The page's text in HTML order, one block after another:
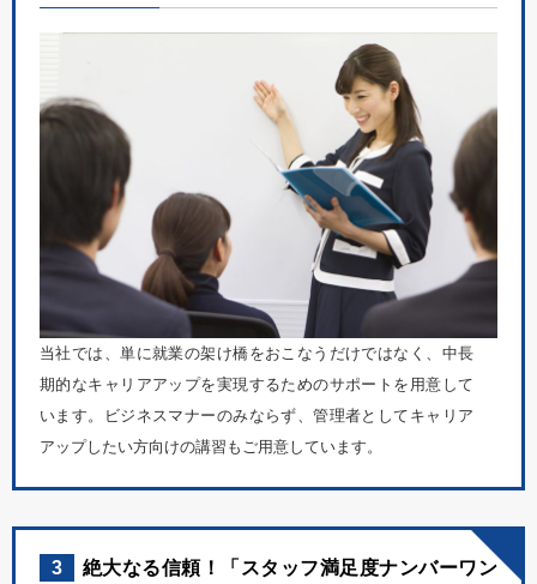
当社では、単に就業の架け橋をおこなうだけではなく、中長
期的なキャリアアップを実現するためのサポートを用意して
います。ビジネスマナーのみならず、管理者としてキャリア
アップしたい方向けの講習もご用意しています。
3
絶大なる信頼！「スタッフ満足度ナンバーワン